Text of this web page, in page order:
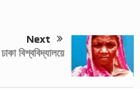
Next
বিশ্ববিদ্যালয়ে